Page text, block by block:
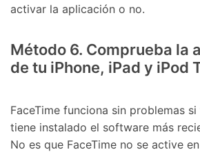
activar la aplicación o no.󠀲󠀩󠀠󠀥󠀦󠀩󠀦󠀧󠀳
󠀰Método 6.󠀲󠀩󠀠󠀥󠀦󠀩󠀦󠀨󠀳󠀰 Comprueba la
de tu iPhone, iPad y iPod
󠀰FaceTime funciona sin problemas
tiene instalado el software más
No es que FaceTime no se active